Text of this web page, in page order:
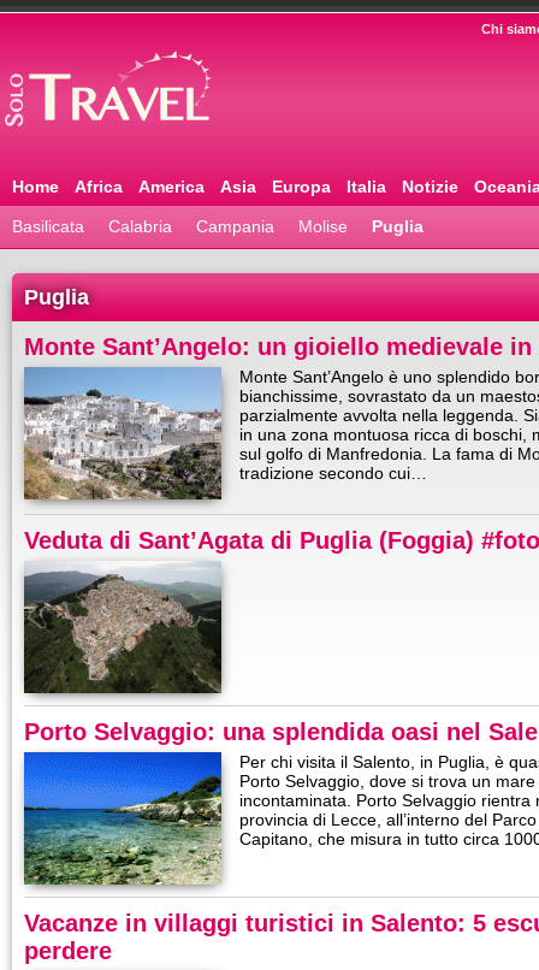
Chi
Home Africa America Asia Europa Italia Notizie
Basilicata Calabria Campania Molise Puglia
Puglia
Monte Sant’Angelo: un gioiello medievale in
Monte Sant’Angelo è uno splendido
bianchissime, sovrastato da un
parzialmente avvolta nella leggenda.
in una zona montuosa ricca di boschi,
sul golfo di Manfredonia. La fama di
tradizione secondo cui…
Veduta di Sant’Agata di Puglia (Foggia)
Porto Selvaggio: una splendida oasi nel
Per chi visita il Salento, in Puglia, è
Porto Selvaggio, dove si trova un
incontaminata. Porto Selvaggio rientra
provincia di Lecce, all’interno del
Capitano, che misura in tutto circa
Vacanze in villaggi turistici in Salento: 5
perdere